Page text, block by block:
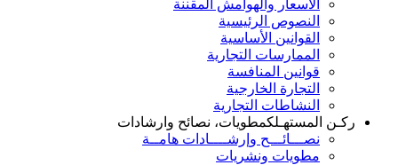
الأسعار والهوامش المقننة
النصوص الرئيسية
القوانين الأساسية
الممارسات التجارية
قوانين المنافسة
التجارة الخارجية
النشاطات التجارية
المستهـلك مطويات، نصائح وارشادات
نصـــائـــح وإرشــــادات هامــة
مطويات ونشريات